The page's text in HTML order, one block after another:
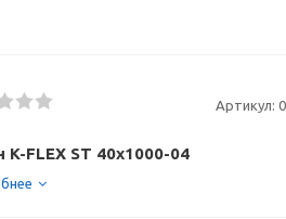
Артикул:
K-FLEX ST 40х1000-04